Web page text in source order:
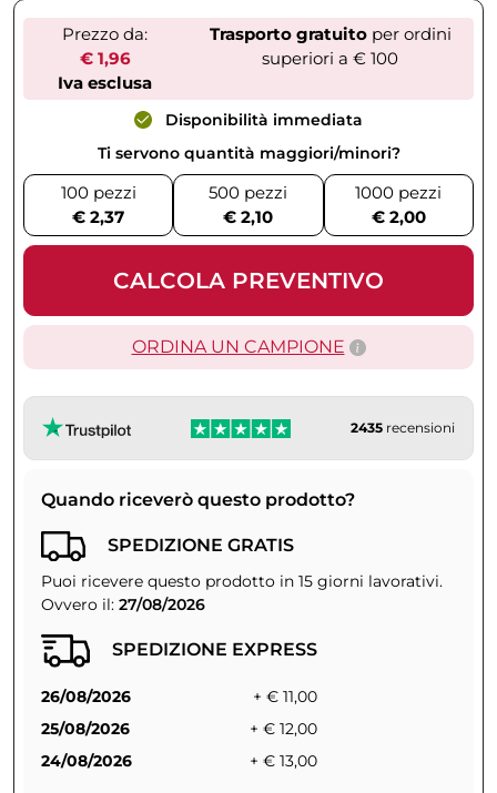
Prezzo da:
€ 1,96
Iva esclusa
Trasporto gratuitoper ordini
superiori a € 100
Disponibilità immediata
Ti servono quantità maggiori/minori?
100 pezzi
€ 2,37
500 pezzi
€ 2,10
1000 pezzi
€ 2,00
CALCOLA PREVENTIVO
ORDINA UN CAMPIONE
2435 recensioni
Quando riceverò questo prodotto?
SPEDIZIONE GRATIS
Puoi ricevere questo prodotto in 15 giorni lavorativi.
Ovvero il: 27/08/2026
SPEDIZIONE EXPRESS
26/08/2026
+ € 11,00
25/08/2026
+ € 12,00
24/08/2026
+ € 13,00